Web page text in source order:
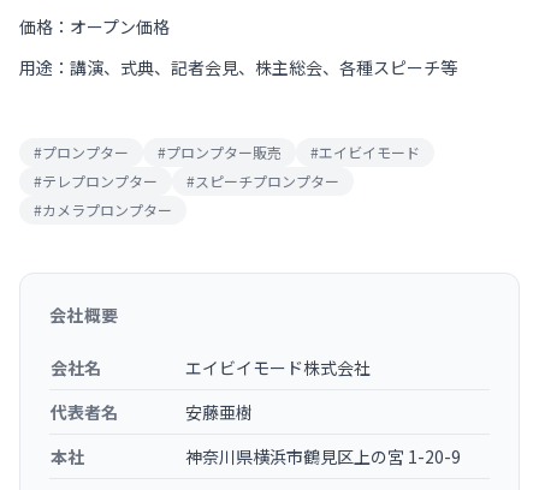
価格：オープン価格
用途：講演、式典、記者会見、株主総会、各種スピーチ等
#プロンプター #プロンプター販売 #エイビイモード
#テレプロンプター #スピーチプロンプター
#カメラプロンプター
会社概要
会社名
エイビイモード株式会社
代表者名
安藤亜樹
本社
神奈川県横浜市鶴見区上の宮 1-20-9